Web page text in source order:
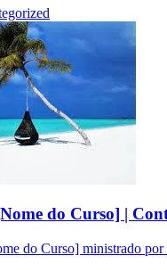
do Curso] |
do Curso] ministrado